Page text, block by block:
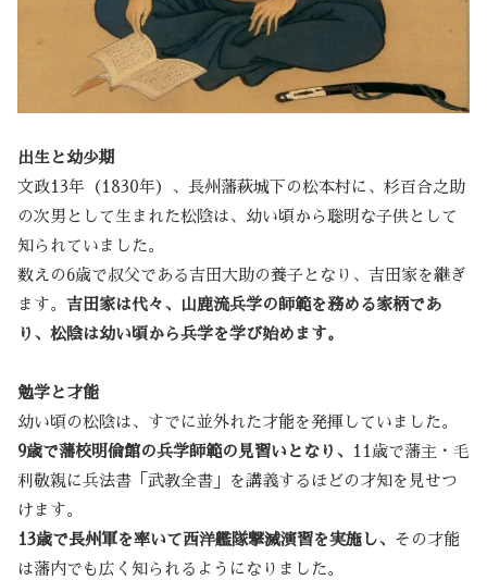
出生と幼少期
文政13年（1830年）、長州藩萩城下の松本村に、杉百合之助
の次男として生まれた松陰は、幼い頃から聡明な子供として
知られていました。
数えの6歳で叔父である吉田大助の養子となり、吉田家を継ぎ
ます。 吉田家は代々、山鹿流兵学の師範を務める家柄であ
り、松陰は幼い頃から兵学を学び始めます。
勉学と才能
幼い頃の松陰は、すでに並外れた才能を発揮していました。
9歳で藩校明倫館の兵学師範の見習いとなり、
11歳で藩主・毛
利敬親に兵法書「武教全書」を講義するほどの才知を見せつ
けます。
13歳で長州軍を率いて西洋艦隊撃滅演習を実施し、 その才能
は藩内でも広く知られるようになりました。